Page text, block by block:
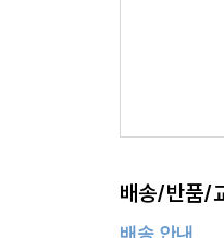
배송/반품/
배송 안내